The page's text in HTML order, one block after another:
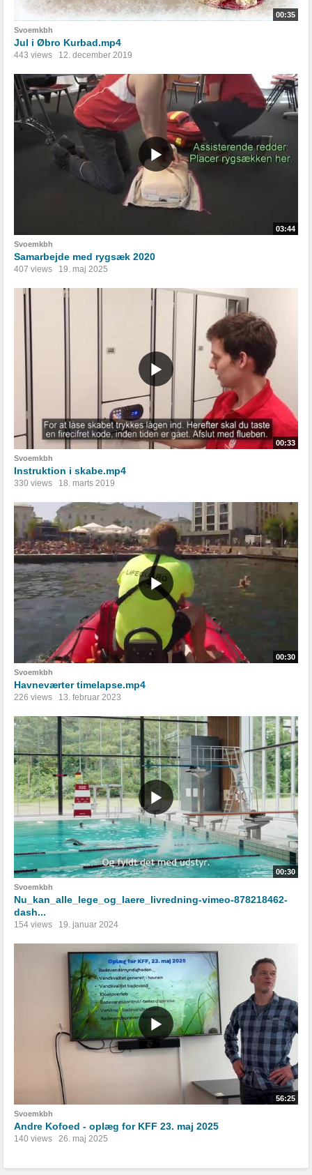
00:35
Svoemkbh
Jul i Øbro Kurbad.mp4
443 views 12. december 2019
03:44
Svoemkbh
Samarbejde med rygsæk 2020
407 views 19. maj 2025
00:33
Svoemkbh
Instruktion i skabe.mp4
330 views 18. marts 2019
00:30
Svoemkbh
Havneværter timelapse.mp4
226 views 13. februar 2023
00:30
Svoemkbh
Nu_kan_alle_lege_og_laere_livredning-vimeo-878218462-
dash...
154 views 19. januar 2024
56:25
Svoemkbh
Andre Kofoed - oplæg for KFF 23. maj 2025
140 views 26. maj 2025